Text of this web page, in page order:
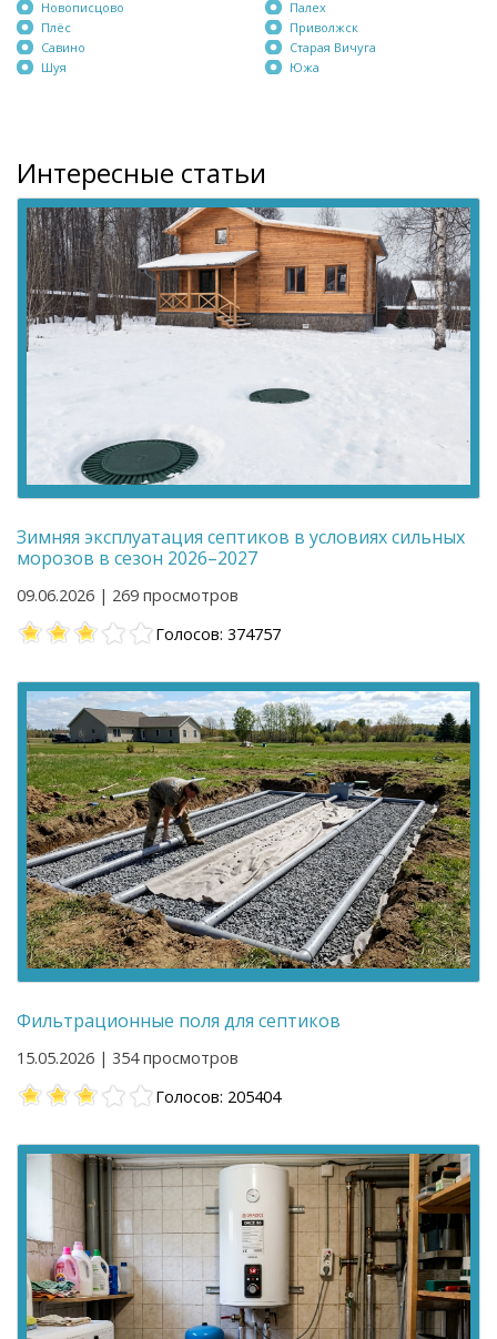
Новописцово
Плёс
Савино
Шуя
Палех
Приволжск
Старая Вичуга
Южа
Интересные статьи
Зимняя эксплуатация септиков в условиях сильных
морозов в сезон 2026–2027
09.06.2026 | 269 просмотров
Голосов: 374757
Фильтрационные поля для септиков
15.05.2026 | 354 просмотров
Голосов: 205404